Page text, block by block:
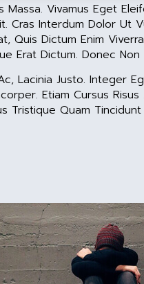
Vivamus Eget
Cras Interdum Dolor Ut
Quis Dictum Enim
Erat Dictum. Donec
Lacinia Justo. Integer
Etiam Cursus
Tristique Quam